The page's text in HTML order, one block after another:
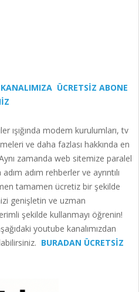
ÜCRETSİZ ABONE
ışığında modem kurulumları, tv
ve daha fazlası hakkında en
zamanda web sitemize paralel
adım rehberler ve ayrıntılı
tamamen ücretiz bir şekilde
genişletin ve uzman
şekilde kullanmayı öğrenin!
youtube kanalımızdan
BURADAN ÜCRETSİZ